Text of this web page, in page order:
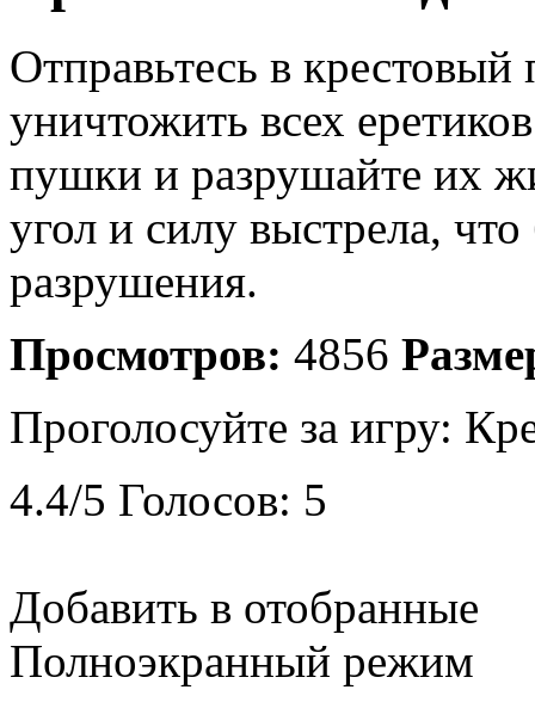
Отправьтесь в
уничтожить всех
пушки и разрушайте их
угол и силу выстрела,
разрушения.
Просмотров: 4856
Проголосуйте за игру:
4.4/5 Голосов: 5
Добавить в отобранные
Полноэкранный режим